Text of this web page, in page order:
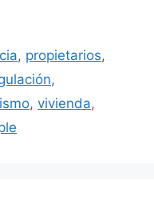
, propietarios,
,
, vivienda,